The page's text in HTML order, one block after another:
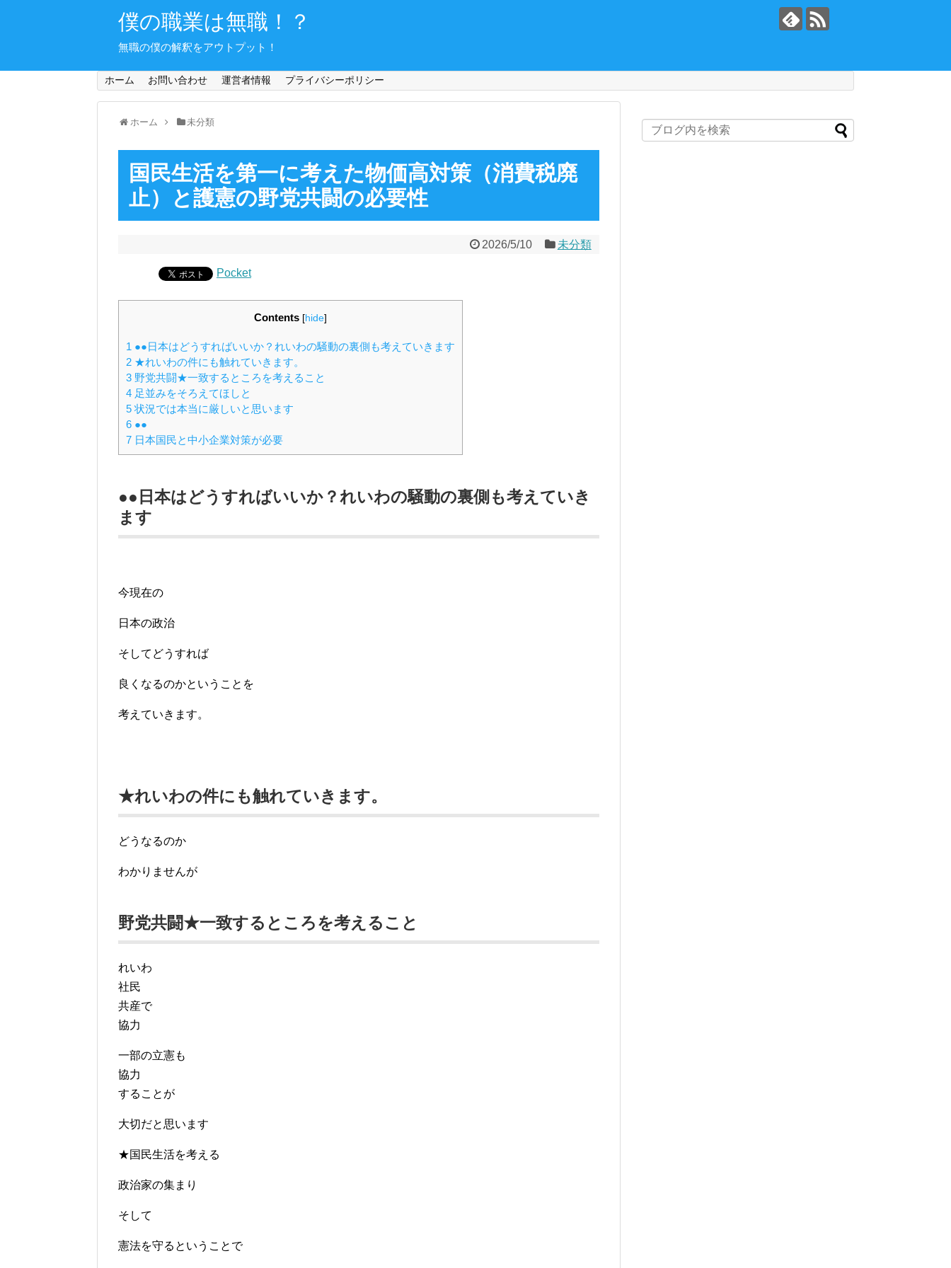
僕の職業は無職！？
無職の僕の解釈をアウトプット！
ホーム お問い合わせ 運営者情報 プライバシーポリシー
ホーム 未分類
国民生活を第一に考えた物価高対策（消費税廃
止）と護憲の野党共闘の必要性
2026/5/10 未分類
Pocket
Contents [hide]
1 ●●日本はどうすればいいか？れいわの騒動の裏側も考えていきます
2 ★れいわの件にも触れていきます。
3 野党共闘★一致するところを考えること
4 足並みをそろえてほしと
5 状況では本当に厳しいと思います
6 ●●
7 日本国民と中小企業対策が必要
●●日本はどうすればいいか？れいわの騒動の裏側も考えていき
ます
今現在の
日本の政治
そしてどうすれば
良くなるのかということを
考えていきます。
★れいわの件にも触れていきます。
どうなるのか
わかりませんが
野党共闘★一致するところを考えること
れいわ
社民
共産で
協力
一部の立憲も
協力
することが
大切だと思います
★国民生活を考える
政治家の集まり
そして
憲法を守るということで